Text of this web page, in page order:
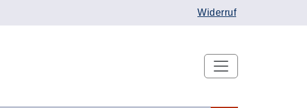
Widerruf